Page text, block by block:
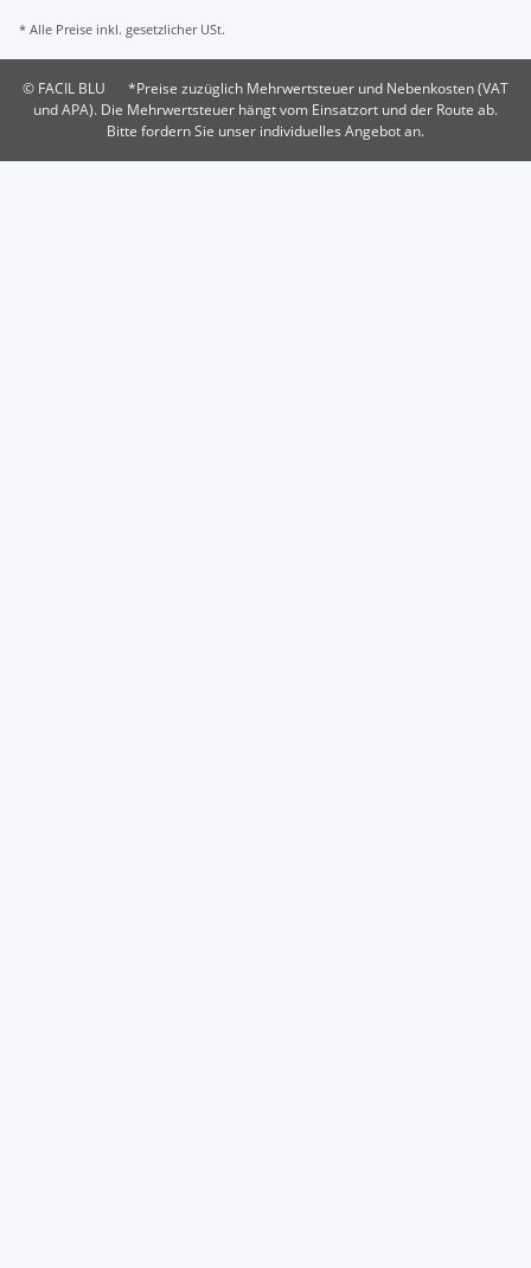
* Alle Preise inkl. gesetzlicher USt.
© FACIL BLU
*Preise zuzüglich Mehrwertsteuer und Nebenkosten (VAT
und APA). Die Mehrwertsteuer hängt vom Einsatzort und der Route ab.
Bitte fordern Sie unser individuelles Angebot an.